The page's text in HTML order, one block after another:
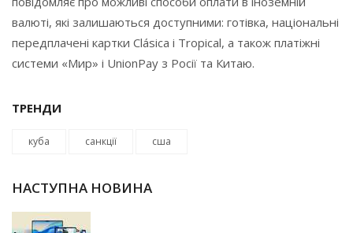
валюті, які залишаються доступними: готівка, національні
передплачені картки Clásica і Tropical, а також платіжні
системи «Мир» і UnionPay з Росії та Китаю.
ТРЕНДИ
куба санкції сша
НАСТУПНА НОВИНА